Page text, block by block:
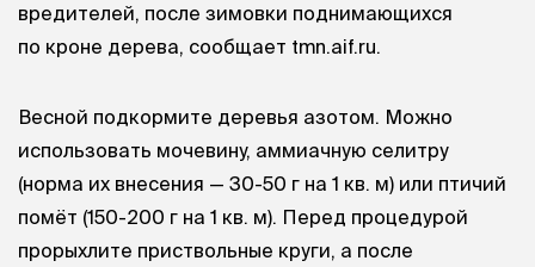
вредителей, после зимовки поднимающихся
по кроне дерева, сообщает tmn.aif.ru.
Весной подкормите деревья азотом. Можно
использовать мочевину, аммиачную селитру
(норма их внесения — 30-50 г на 1 кв. м) или птичий
помёт (150-200 г на 1 кв. м). Перед процедурой
прорыхлите приствольные круги, а после